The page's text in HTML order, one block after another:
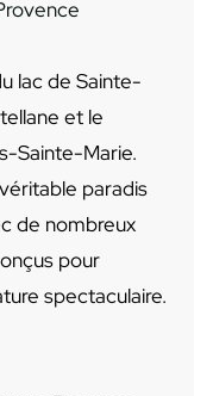
lac de Sainte-
et le
Sainte-Marie.
paradis
de nombreux
pour
spectaculaire.